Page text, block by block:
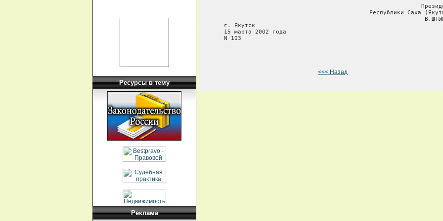
Ресурсы в тему
Реклама
Республики Саха
   г. Якутск
   15 марта 2002 года
   N 103
<<< Назад